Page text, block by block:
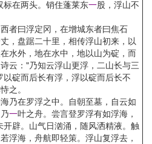
在两头。销住蓬莱东一股，浮山不
曰浮定冈，在增城东者曰焦石
，盘踞二十里，相传浮山初来，以
水外，地在水中，地以山为碇，而
云："乃知云浮山更浮，二山长与三
碇而后长有浮，浮以碇而后长不
之。
在罗浮之中。自朝至墓，自云如
一叶之舟。尝言登罗浮有如浮海，
辟。山气日汹涌，随风洒精液。触
浮海，舟航即轻策。浮山复浮去，